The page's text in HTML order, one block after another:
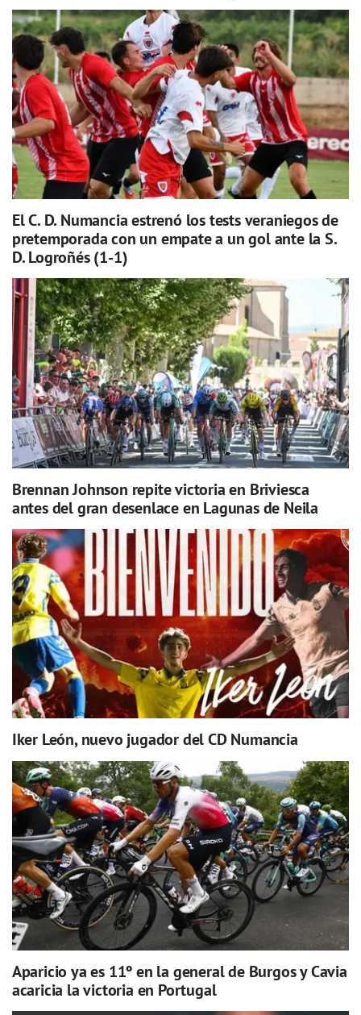
El C. D. Numancia estrenó los tests veraniegos de
pretemporada con un empate a un gol ante la S.
D. Logroñés (1-1)
Brennan Johnson repite victoria en Briviesca
antes del gran desenlace en Lagunas de Neila
Iker León, nuevo jugador del CD Numancia
Aparicio ya es 11º en la general de Burgos y Cavia
acaricia la victoria en Portugal